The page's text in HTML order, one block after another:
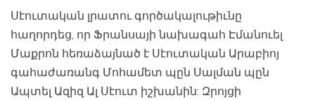
Սէուտական լրատու գործակալութիւնը
հաղորդեց, որ Ֆրանսայի նախագահ Էմանուել
Մաքրոն հեռաձայնած է Սէուտական Արաբիոյ
գահաժառանգ Մոհամետ պըն Սալման պըն
Ապտել Ազիզ Ալ Սէուտ իշխանին: Զրոյցի